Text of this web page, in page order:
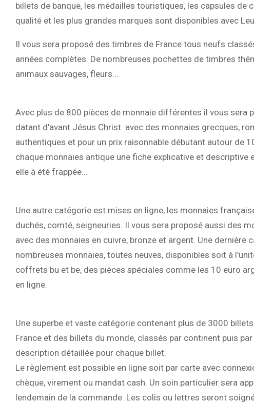
billets de banque, les médailles touristiques, les capsules
qualité et les plus grandes marques sont disponibles avec
Il vous sera proposé des timbres de France tous neufs
années complètes. De nombreuses pochettes de timbres
animaux sauvages, fleurs...
Avec plus de 800 pièces de monnaie différentes il vous sera
datant d'avant Jésus Christ avec des monnaies grecques,
authentiques et pour un prix raisonnable débutant autour de
chaque monnaies antique une fiche explicative et
elle à été frappée...
Une autre catégorie est mises en ligne, les monnaies
duchés, comté, seigneuries. Il vous sera proposé aussi des
avec des monnaies en cuivre, bronze et argent. Une
nombreuses monnaies, toutes neuves, disponibles soit à
coffrets bu et be, des pièces spéciales comme les 10 euro
en ligne.
Une superbe et vaste catégorie contenant plus de 3000
France et des billets du monde, classés par continent puis
description détaillée pour chaque billet.
Le règlement est possible en ligne soit par carte avec
chèque, virement ou mandat cash. Un soin particulier sera
lendemain de la commande. Les colis ou lettres seront